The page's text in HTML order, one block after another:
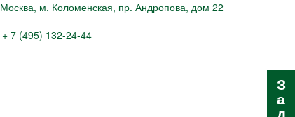
Москва, м. Коломенская, пр. Андропова, дом 22
+ 7 (495) 132-24-44
З
а
д